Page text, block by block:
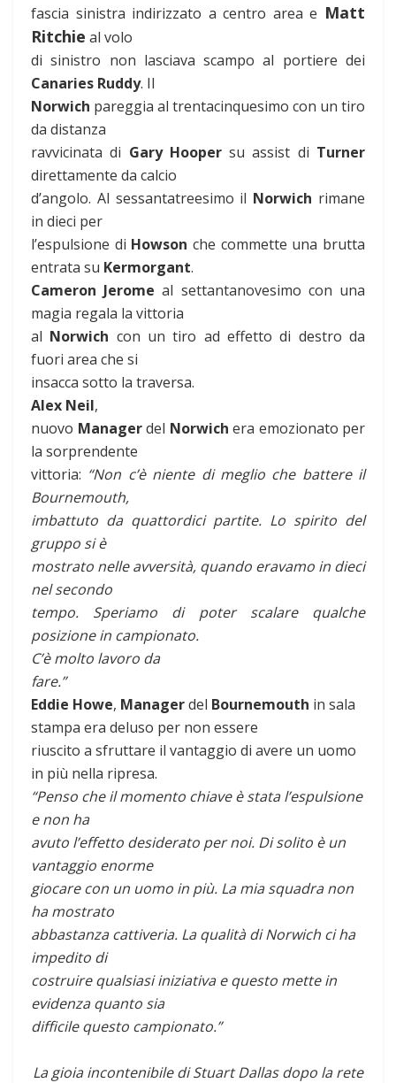
fascia sinistra indirizzato a centro area e Matt
Ritchie al volo
di sinistro non lasciava scampo al portiere dei
Canaries Ruddy. Il
Norwich pareggia al trentacinquesimo con un tiro
da distanza
ravvicinata di Gary Hoopersu assist di Turner
direttamente da calcio
d’angolo. Al sessantatreesimo il Norwich rimane
in dieci per
l’espulsione di Howson che commette una brutta
entrata su Kermorgant.
Cameron Jerome al settantanovesimo con una
magia regala la vittoria
al Norwich con un tiro ad effetto di destro da
fuori area che si
insacca sotto la traversa.
Alex Neil,
nuovo Managerdel Norwich era emozionato per
la sorprendente
vittoria: “Non c’è niente di meglio che battere il
Bournemouth,
imbattuto da quattordici partite. Lo spirito del
gruppo si è
mostrato nelle avversità, quando eravamo in dieci
nel secondo
tempo. Speriamo di poter scalare qualche
posizione in campionato.
C’è molto lavoro da
fare.”
Eddie Howe, Managerdel Bournemouth in sala
stampa era deluso per non essere
riuscito a sfruttare il vantaggio di avere un uomo
in più nella ripresa.
“Penso che il momento chiave è stata l’espulsione
e non ha
avuto l’effetto desiderato per noi. Di solito è un
vantaggio enorme
giocare con un uomo in più. La mia squadra non
ha mostrato
abbastanza cattiveria. La qualità di Norwich ci ha
impedito di
costruire qualsiasi iniziativa e questo mette in
evidenza quanto sia
difficile questo campionato.”
La gioia incontenibile di Stuart Dallas dopo la rete